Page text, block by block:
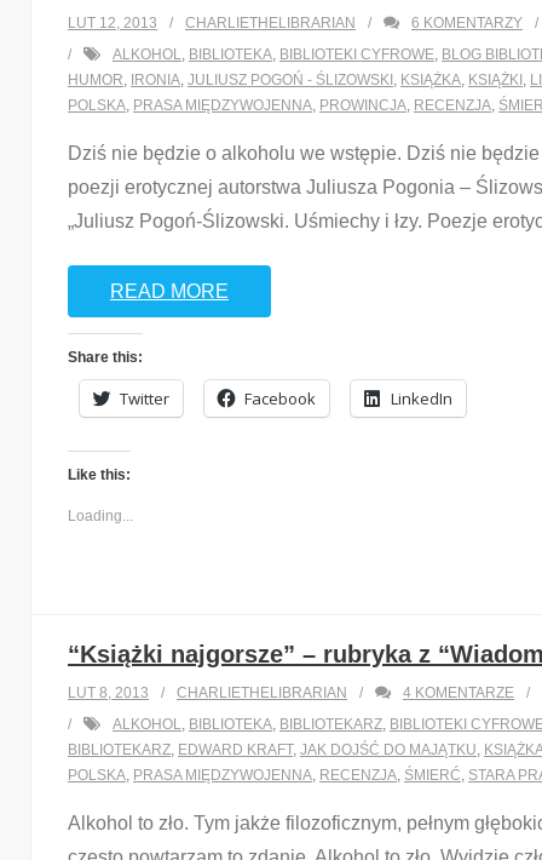
LUT 12, 2013 CHARLIETHELIBRARIAN 6 KOMENTARZY
ALKOHOL, BIBLIOTEKA, BIBLIOTEKI CYFROWE, BLOG
HUMOR, IRONIA, JULIUSZ POGOŃ - ŚLIZOWSKI , KSIĄŻKA, KSIĄŻKI ,
POLSKA, PRASA MIĘDZYWOJENNA, PROWINCJA, RECENZJA,
Dziś nie będzie o alkoholu we wstępie. Dziś nie
poezji erotycznej autorstwa Juliusza Pogonia –
„Juliusz Pogoń-Ślizowski. Uśmiechy i łzy. Poezje
READ MORE
Share this:
Twitter Facebook LinkedIn
Like this:
Loading...
“Książki najgorsze” – rubryka z
LUT 8, 2013 CHARLIETHELIBRARIAN 4 KOMENTARZE
ALKOHOL, BIBLIOTEKA, BIBLIOTEKARZ, BIBLIOTEKI
BIBLIOTEKARZ, EDWARD KRAFT, JAK DOJŚĆ DO MAJĄTKU,
POLSKA, PRASA MIĘDZYWOJENNA, RECENZJA, ŚMIERĆ, STARA
Alkohol to zło. Tym jakże filozoficznym, pełnym